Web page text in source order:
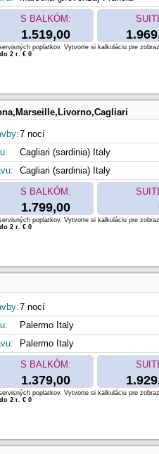
S BALKÓM:
1.519,00
poplatkov. Vytvorte si kalkuláciu pre
2 r. € 0
7 nocí
Cagliari (sardinia) Italy
Cagliari (sardinia) Italy
S BALKÓM:
1.799,00
poplatkov. Vytvorte si kalkuláciu pre
2 r. € 0
7 nocí
Palermo Italy
Palermo Italy
S BALKÓM:
1.379,00
poplatkov. Vytvorte si kalkuláciu pre
2 r. € 0